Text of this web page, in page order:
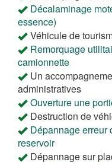
Décalaminage
essence)
Véhicule de
Remorquage
camionnette
Un
administratives
Ouverture une
Destruction de
Dépannage erreur
reservoir
Dépannage sur